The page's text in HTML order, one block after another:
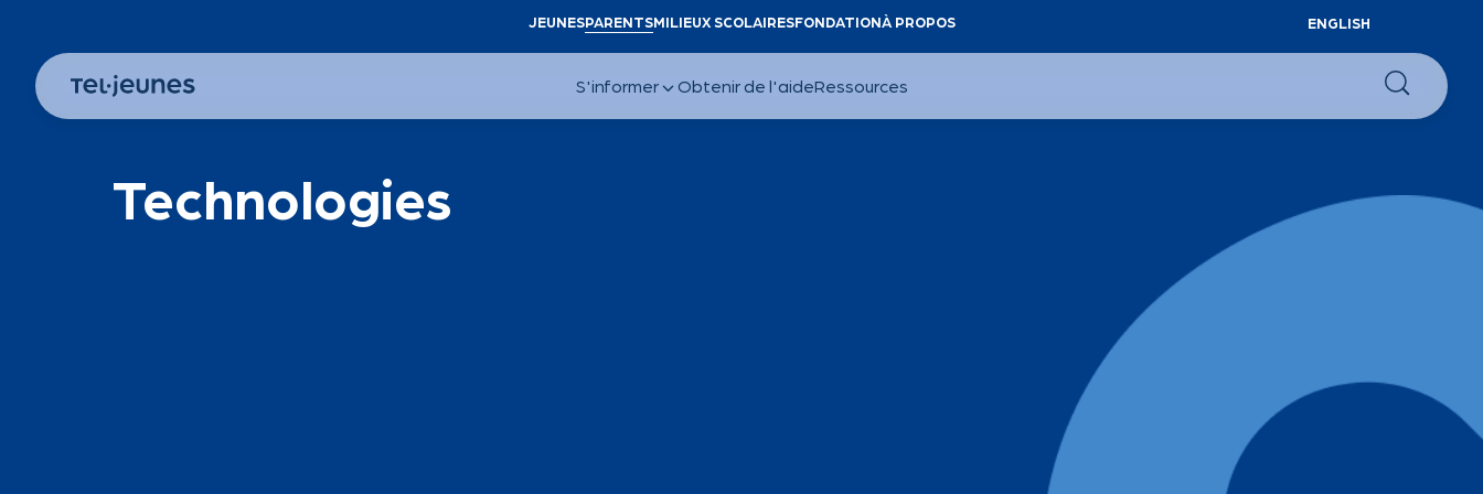
JEUNESPARENTSMILIEUX SCOLAIRESFONDATIONÀ PROPOS ENGLISH
Technologies